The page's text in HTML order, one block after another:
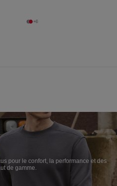
+6
pour le confort, la performance et des
de gamme.